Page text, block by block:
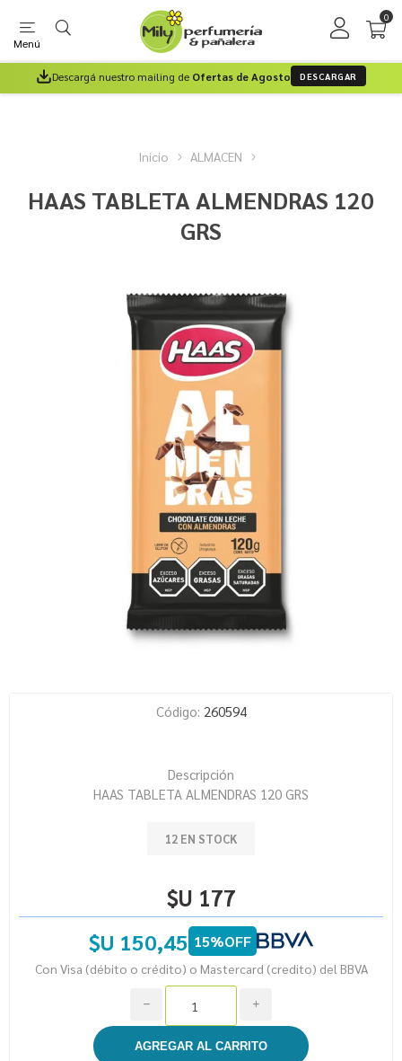
Menú
0
Descargá nuestro mailing de Ofertas de Agosto DESCARGAR
Inicio ALMACEN
HAAS TABLETA ALMENDRAS 120
GRS
Código: 260594
Descripción
HAAS TABLETA ALMENDRAS 120 GRS
12 EN STOCK
$U 177
$U 150,45 15%OFF
Con Visa (débito o crédito) o Mastercard (credito) del BBVA
i
h